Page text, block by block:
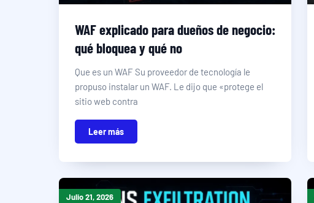
WAF explicado para dueños de negocio:
qué bloquea y qué no
Que es un WAF Su proveedor de tecnología le
propuso instalar un WAF. Le dijo que «protege el
sitio web contra
Leer más
Julio 21, 2026